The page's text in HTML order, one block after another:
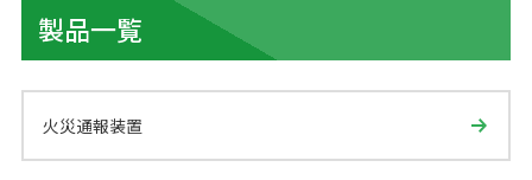
製品一覧
火災通報装置